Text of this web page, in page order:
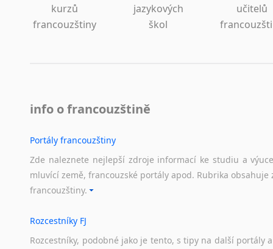
kurzů
francouzštiny
jazykových
škol
učitelů
info o francouzštině
Portály francouzštiny
Zde naleznete nejlepší zdroje informací ke studiu a
mluvící země, francouzské portály apod. Rubrika
francouzštiny.
Rozcestníky FJ
Rozcestníky, podobné jako je tento, s tipy na další portály a